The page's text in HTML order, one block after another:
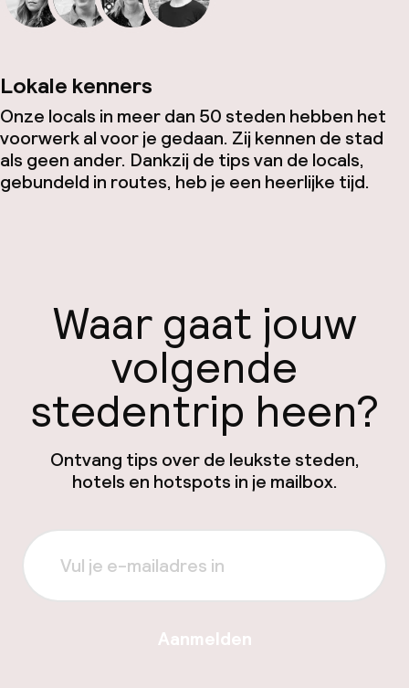
Lokale kenners
Onze locals in meer dan 50 steden hebben het
voorwerk al voor je gedaan. Zij kennen de stad
als geen ander. Dankzij de tips van de locals,
gebundeld in routes, heb je een heerlijke tijd.
Waar gaat jouw
volgende
stedentrip heen?
Ontvang tips over de leukste steden,
hotels en hotspots in je mailbox.
Aanmelden